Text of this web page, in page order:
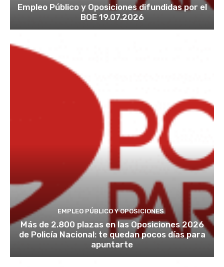
Empleo Público y Oposiciones difundidas por el
BOE 19.07.2026
EMPLEO PÚBLICO Y OPOSICIONES
Más de 2.800 plazas en las Oposiciones 2026
de Policía Nacional: te quedan pocos días para
apuntarte